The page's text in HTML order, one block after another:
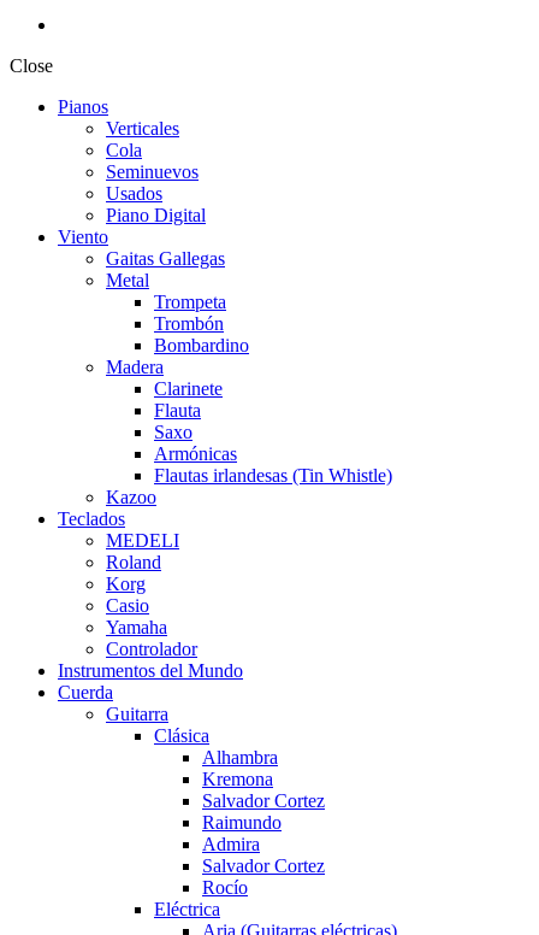
Close
Pianos
Verticales
Cola
Seminuevos
Usados
Piano Digital
Viento
Gaitas Gallegas
Metal
Trompeta
Trombón
Bombardino
Madera
Clarinete
Flauta
Saxo
Armónicas
Flautas irlandesas (Tin Whistle)
Kazoo
Teclados
MEDELI
Roland
Korg
Casio
Yamaha
Controlador
Instrumentos del Mundo
Cuerda
Guitarra
Clásica
Alhambra
Kremona
Salvador Cortez
Raimundo
Admira
Salvador Cortez
Rocío
Eléctrica
Aria (Guitarras eléctricas)